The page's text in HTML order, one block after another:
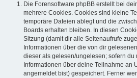
Die Forensoftware phpBB erstellt bei
mehrere Cookies. Cookies sind kleine
temporäre Dateien ablegt und die
Boards erhalten bleiben. In diesen
Sitzung (damit dir alle Seitenaufrufe
Informationen über die von dir
dieser als gelesen/ungelesen; sofern du
Informationen über deine Teilnahme an
angemeldet bist) gespeichert. Ferner